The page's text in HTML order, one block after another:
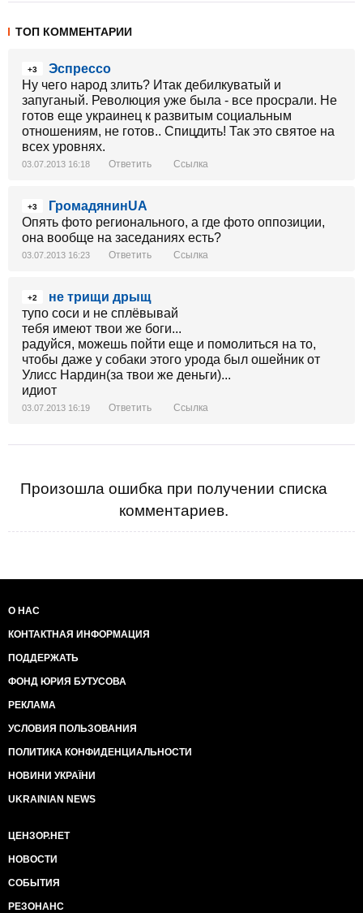
ТОП КОММЕНТАРИИ
+3
Эспрессо
Ну чего народ злить? Итак дебилкуватый и
запуганый. Революция уже была - все просрали. Не
готов еще украинец к развитым социальным
отношениям, не готов.. Спицдить! Так это святое на
всех уровнях.
03.07.2013 16:18 Ответить Ссылка
+3
ГромадянинUA
Опять фото регионального, а где фото оппозиции,
она вообще на заседаниях есть?
03.07.2013 16:23 Ответить Ссылка
+2
не трищи дрыщ
тупо соси и не сплёвывай
тебя имеют твои же боги...
радуйся, можешь пойти еще и помолиться на то,
чтобы даже у собаки этого урода был ошейник от
Улисс Нардин(за твои же деньги)...
идиот
03.07.2013 16:19 Ответить Ссылка
Произошла ошибка при получении списка
комментариев.
О НАС
КОНТАКТНАЯ ИНФОРМАЦИЯ
ПОДДЕРЖАТЬ
ФОНД ЮРИЯ БУТУСОВА
РЕКЛАМА
УСЛОВИЯ ПОЛЬЗОВАНИЯ
ПОЛИТИКА КОНФИДЕНЦИАЛЬНОСТИ
НОВИНИ УКРАЇНИ
UKRAINIAN NEWS
ЦЕНЗОР.НЕТ
НОВОСТИ
СОБЫТИЯ
РЕЗОНАНС